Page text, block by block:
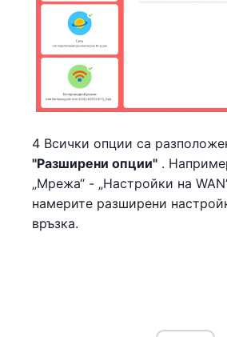
4 Всички опции са
"Разширени опции" .
„Мрежа“ - „Настройки на
намерите разширени
връзка.